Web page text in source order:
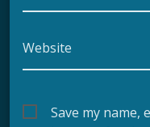
Website
Save my name,